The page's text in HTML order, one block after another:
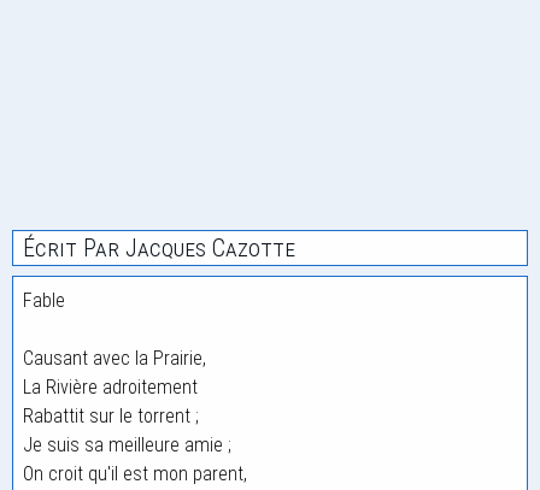
Écrit Par Jacques Cazotte
Fable
Causant avec la Prairie,
La Rivière adroitement
Rabattit sur le torrent ;
Je suis sa meilleure amie ;
On croit qu'il est mon parent,